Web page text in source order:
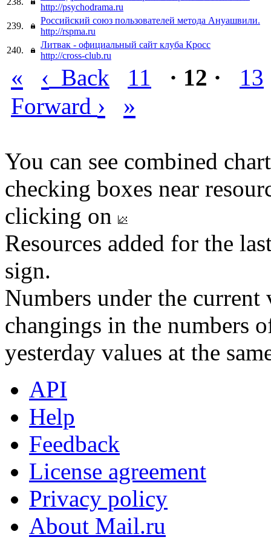
http://psychodrama.ru
239.
Российский союз пользователей метода Ануашвили.
http://rspma.ru
240.
Литвак - официальный сайт клуба Кросс
http://cross-club.ru
« ‹ Back 11 · 12 ·
13
Forward › »
You can see combined
checking boxes near
clicking on
Resources added for the
sign.
Numbers under the
changings in the numbers
yesterday values at the
API
Help
Feedback
License agreement
Privacy policy
About Mail.ru